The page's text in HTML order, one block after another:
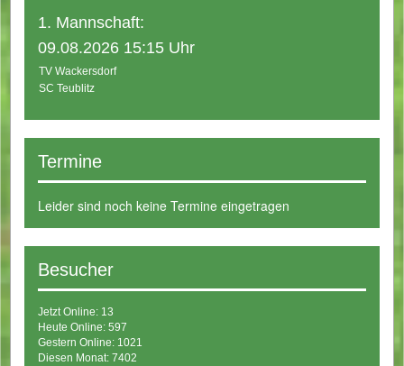
1. Mannschaft:
09.08.2026 15:15 Uhr
TV Wackersdorf
SC Teublitz
Termine
Leider sind noch keine Termine eingetragen
Besucher
Jetzt Online: 13
Heute Online: 597
Gestern Online: 1021
Diesen Monat: 7402